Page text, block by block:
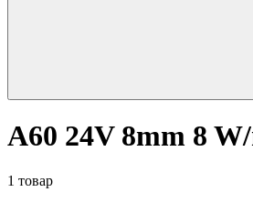
A60 24V 8mm 8
1 товар